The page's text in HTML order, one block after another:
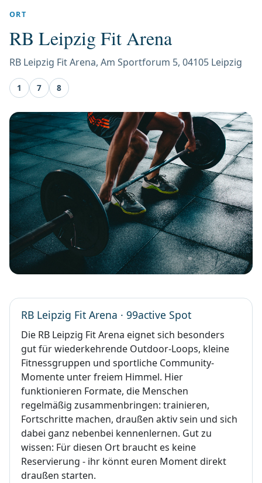
ORT
RB Leipzig Fit Arena
RB Leipzig Fit Arena, Am Sportforum 5, 04105 Leipzig
1 7 8
RB Leipzig Fit Arena · 99active Spot
Die RB Leipzig Fit Arena eignet sich besonders
gut für wiederkehrende Outdoor-Loops, kleine
Fitnessgruppen und sportliche Community-
Momente unter freiem Himmel. Hier
funktionieren Formate, die Menschen
regelmäßig zusammenbringen: trainieren,
Fortschritte machen, draußen aktiv sein und sich
dabei ganz nebenbei kennenlernen. Gut zu
wissen: Für diesen Ort braucht es keine
Reservierung - ihr könnt euren Moment direkt
draußen starten.